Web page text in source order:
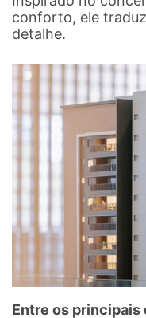
conforto, ele
detalhe.
Entre os principais